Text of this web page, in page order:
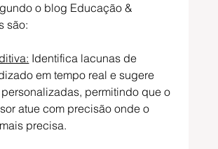
o blog Educação &
são:
Identifica lacunas de
em tempo real e sugere
permitindo que o
atue com precisão onde o
precisa.